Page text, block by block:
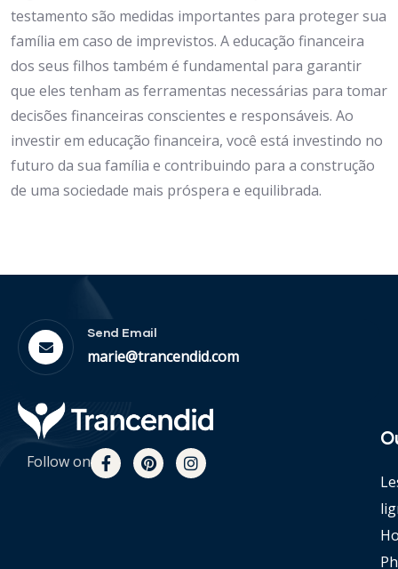
testamento são medidas importantes para proteger sua
família em caso de imprevistos. A educação financeira
dos seus filhos também é fundamental para garantir
que eles tenham as ferramentas necessárias para tomar
decisões financeiras conscientes e responsáveis. Ao
investir em educação financeira, você está investindo no
futuro da sua família e contribuindo para a construção
de uma sociedade mais próspera e equilibrada.
Send Email
marie@trancendid.com
Follow on